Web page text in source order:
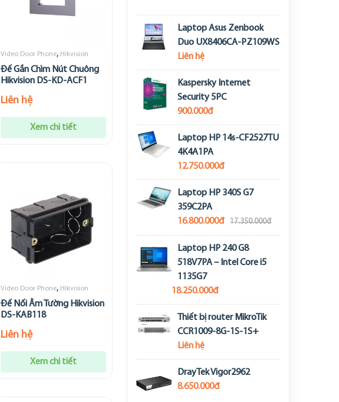
Video Door Phone, Hikvision
Đế Gắn Chìm Nút Chuông
Hikvision DS-KD-ACF1
Liên hệ
Xem chi tiết
Video Door Phone, Hikvision
Đế Nối Âm Tường Hikvision
DS-KAB118
Liên hệ
Xem chi tiết
Laptop Asus Zenbook
Duo UX8406CA-PZ109WS
Liên hệ
Kaspersky Internet
Security 5PC
900.000đ
Laptop HP 14s-CF2527TU
4K4A1PA
12.750.000đ
Laptop HP 340S G7
359C2PA
16.800.000đ
17.350.000đ
Laptop HP 240 G8
518V7PA – Intel Core i5
1135G7
18.250.000đ
Thiết bị router MikroTik
CCR1009-8G-1S-1S+
Liên hệ
DrayTek Vigor2962
8.650.000đ